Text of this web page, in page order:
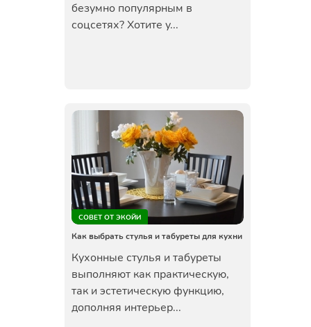
безумно популярным в
соцсетях? Хотите у...
СОВЕТ ОТ ЭКОЙИ
Как выбрать стулья и табуреты для кухни
Кухонные стулья и табуреты
выполняют как практическую,
так и эстетическую функцию,
дополняя интерьер...